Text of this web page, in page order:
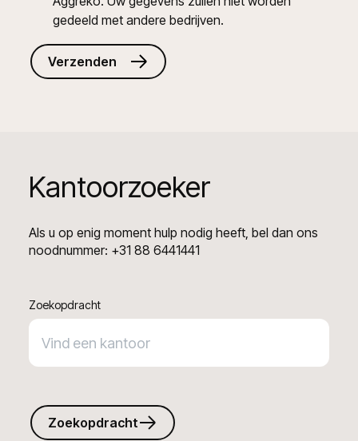
gedeeld met andere bedrijven.
Verzenden
Kantoorzoeker
Als u op enig moment hulp nodig heeft, bel dan ons
noodnummer: +31 88 6441441
Zoekopdracht
Zoekopdracht